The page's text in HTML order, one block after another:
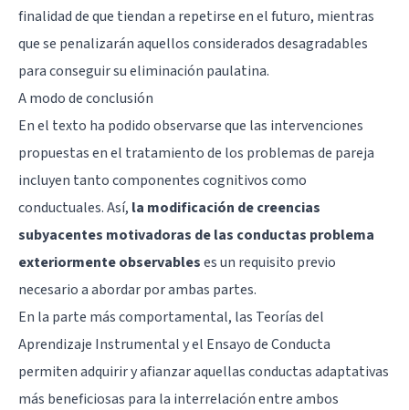
finalidad de que tiendan a repetirse en el futuro, mientras
que se penalizarán aquellos considerados desagradables
para conseguir su eliminación paulatina.
A modo de conclusión
En el texto ha podido observarse que las intervenciones
propuestas en el tratamiento de los problemas de pareja
incluyen tanto componentes cognitivos como
conductuales. Así, la modificación de creencias
subyacentes motivadoras de las conductas problema
exteriormente observableses un requisito previo
necesario a abordar por ambas partes.
En la parte más comportamental, las Teorías del
Aprendizaje Instrumental y el Ensayo de Conducta
permiten adquirir y afianzar aquellas conductas adaptativas
más beneficiosas para la interrelación entre ambos